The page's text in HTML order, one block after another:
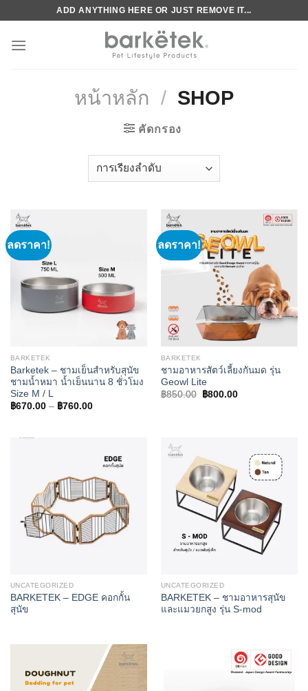
content
ADD ANYTHING HERE OR JUST REMOVE IT...
หน้าหลัก / SHOP
คัดกรอง
ลดราคา!
BARKETEK
Barketek – ชามเย็นสำหรับสุนัข
ชามน้ำหมา น้ำเย็นนาน 8 ชั่วโมง
Size M / L
฿670.00 – ฿760.00Price
ลดราคา!
BARKETEK
ชามอาหารสัตว์เลี้ยงกันมด รุ่น
Geowl Lite
฿850.00
Original
฿800.00Current
UNCATEGORIZED
BARKETEK – EDGE คอกกั้น
สุนัข
UNCATEGORIZED
BARKETEK – ชามอาหารสุนัข
และแมวยกสูง รุ่น S-mod